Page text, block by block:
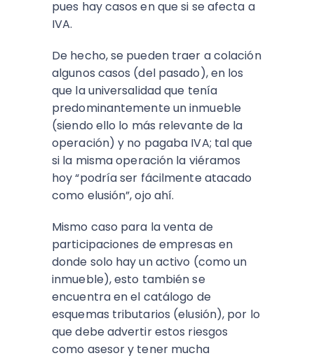
pues hay casos en que si se afecta a
IVA.
De hecho, se pueden traer a colación
algunos casos (del pasado), en los
que la universalidad que tenía
predominantemente un inmueble
(siendo ello lo más relevante de la
operación) y no pagaba IVA; tal que
si la misma operación la viéramos
hoy “podría ser fácilmente atacado
como elusión”, ojo ahí.
Mismo caso para la venta de
participaciones de empresas en
donde solo hay un activo (como un
inmueble), esto también se
encuentra en el catálogo de
esquemas tributarios (elusión), por lo
que debe advertir estos riesgos
como asesor y tener mucha